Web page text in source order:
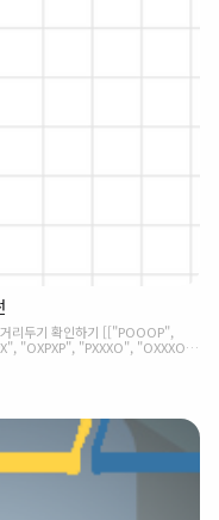
리두기 확인하기 [["POOOP",
"OXPXP", "PXXXO", "OXXXO",
"PXPOX"], ["OOOXX",
"XPXPX", "PXPXP", "XPXPX",
- DFS & BFS] 개발자